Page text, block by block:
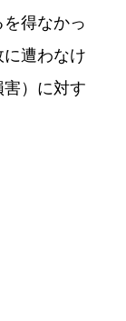
得なかっ
遭わなけ
）に対す